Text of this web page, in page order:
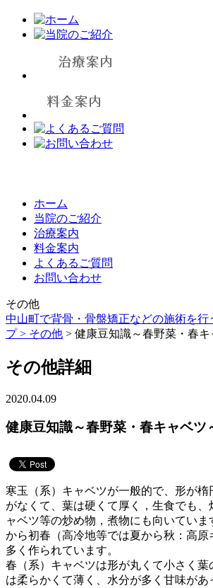
ホーム
当院のご紹介
治療案内
料金案内
よくあるご質問
お問い合わせ
その他
中山町で背骨・骨盤矯正などの施術を行
プ > その他 > 健康豆知識～春野菜・春キ
その他詳細
2020.04.09
健康豆知識～春野菜・春キャベツ
寒玉（系）キャベツが一般的で、形が楕
がなくて、葉は硬くて厚く，生食でも、
ャベツ等の炒め物，煮物にも向いていま
から初春（高冷地等では夏から秋：高原
多く作られています。
春（系）キャベツは形が丸くて小さく葉
は柔らかくて薄く、水分が多く甘味があ